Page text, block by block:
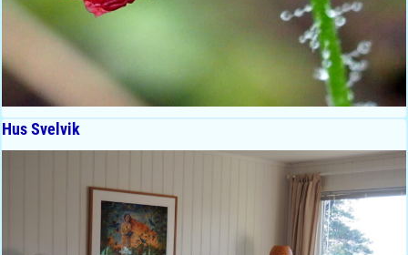
Hus Svelvik